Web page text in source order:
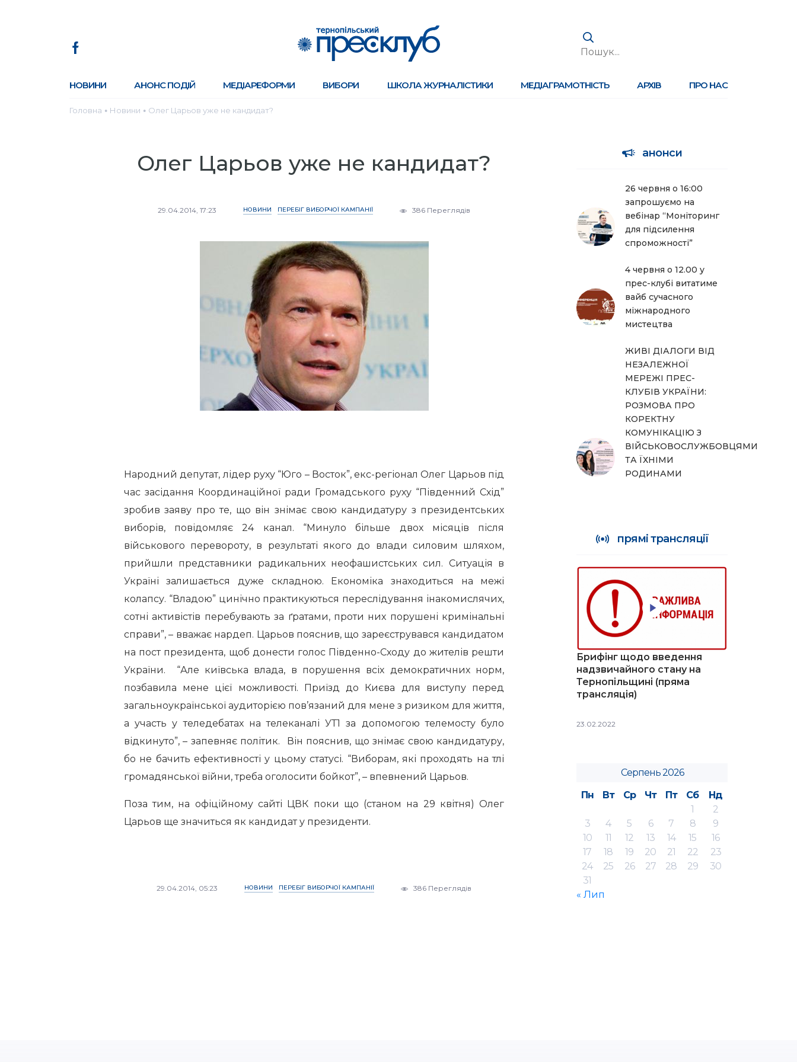
НОВИНИ АНОНС ПОДІЙ МЕДІАРЕФОРМИ ВИБОРИ ШКОЛА ЖУРНАЛІСТИКИ МЕДІАГРАМОТНІСТЬ АРХІВ ПРО НАС
Головна ● Новини ● Олег Царьов уже не кандидат?
Олег Царьов уже не кандидат?
29.04.2014, 17:23 НОВИНИ ПЕРЕБІГ ВИБОРЧОЇ КАМПАНІЇ 386 Переглядів
Народний депутат, лідер руху “Юго – Восток”, екс-регіонал Олег Царьов під
час засідання Координаційної ради Громадського руху “Південний Схід”
зробив заяву про те, що він знімає свою кандидатуру з президентських
виборів, повідомляє 24 канал. “Минуло більше двох місяців після
військового перевороту, в результаті якого до влади силовим шляхом,
прийшли представники радикальних неофашистських сил. Ситуація в
Україні залишається дуже складною. Економіка знаходиться на межі
колапсу. “Владою” цинічно практикуються переслідування інакомислячих,
сотні активістів перебувають за ґратами, проти них порушені кримінальні
справи”, – вважає нардеп. Царьов пояснив, що зареєструвався кандидатом
на пост президента, щоб донести голос Південно-Сходу до жителів решти
України. “Але київська влада, в порушення всіх демократичних норм,
позбавила мене цієї можливості. Приїзд до Києва для виступу перед
загальноукраїнської аудиторією пов’язаний для мене з ризиком для життя,
а участь у теледебатах на телеканалі УТ1 за допомогою телемосту було
відкинуто”, – запевняє політик. Він пояснив, що знімає свою кандидатуру,
бо не бачить ефективності у цьому статусі. “Виборам, які проходять на тлі
громадянської війни, треба оголосити бойкот”, – впевнений Царьов.
Поза тим, на офіційному сайті ЦВК поки що (станом на 29 квітня) Олег
Царьов ще значиться як кандидат у президенти.
29.04.2014, 05:23 НОВИНИ ПЕРЕБІГ ВИБОРЧОЇ КАМПАНІЇ 386 Переглядів
анонси
26 червня о 16:00
запрошуємо на
вебінар “Моніторинг
для підсилення
спроможності”
4 червня о 12.00 у
прес-клубі витатиме
вайб сучасного
міжнародного
мистецтва
ЖИВІ ДІАЛОГИ ВІД
НЕЗАЛЕЖНОЇ
МЕРЕЖІ ПРЕС-
КЛУБІВ УКРАЇНИ:
РОЗМОВА ПРО
КОРЕКТНУ
КОМУНІКАЦІЮ З
ВІЙСЬКОВОСЛУЖБОВЦЯМИ
ТА ЇХНІМИ
РОДИНАМИ
прямі трансляції
Брифінг щодо введення
надзвичайного стану на
Тернопільщині (пряма
трансляція)
23.02.2022
Серпень 2026
Пн
Вт Ср Чт Пт Сб
Нд
1
2
3
4 5 6 7 8
9
10
11 12 13 14 15
16
17
18 19 20 21 22
23
24
25 26 27 28 29
30
31
« Лип